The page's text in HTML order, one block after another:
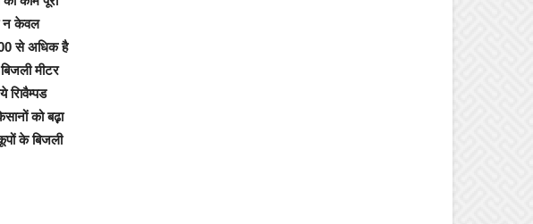
न केवल
से अधिक है
मीटर
को बढ़़ा
के बिजली